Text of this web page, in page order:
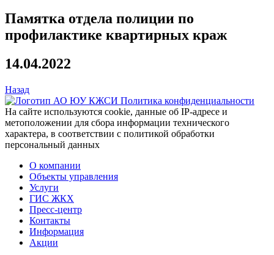
Памятка отдела полиции по
профилактике квартирных краж
14.04.2022
Назад
Политика конфиденциальности
На сайте используются cookie, данные об IP-адресе и
метоположении для сбора информации технического
характера, в соответствии с политикой обработки
персональный данных
О компании
Объекты управления
Услуги
ГИС ЖКХ
Пресс-центр
Контакты
Информация
Акции